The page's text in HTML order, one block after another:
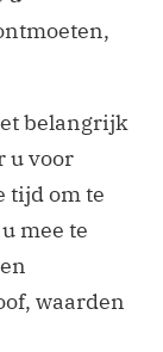
belangrijk
u voor
tijd om te
mee te
waarden